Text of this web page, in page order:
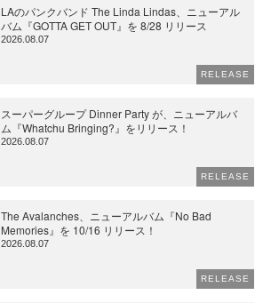
LAのパンクバンド The Linda Lindas、ニューアル
バム『GOTTA GET OUT』を 8/28 リリース
2026.08.07
RELEASE
スーパーグループ Dinner Party が、ニューアルバ
ム『Whatchu Bringing?』をリリース！
2026.08.07
RELEASE
The Avalanches、ニューアルバム『No Bad
Memories』を 10/16 リリース！
2026.08.07
RELEASE